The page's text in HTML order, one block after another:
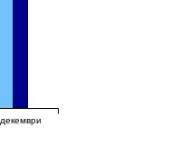
декември